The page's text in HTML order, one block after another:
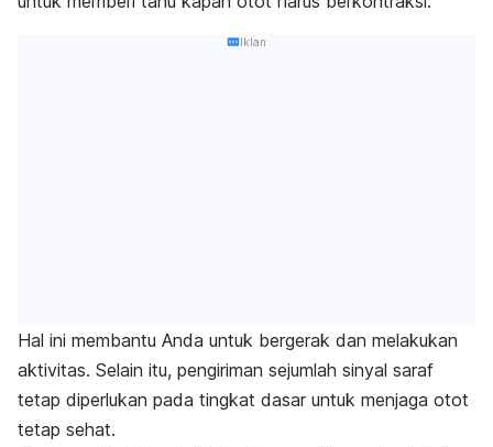
Iklan
Hal ini membantu Anda untuk bergerak dan melakukan
aktivitas. Selain itu, pengiriman sejumlah sinyal saraf
tetap diperlukan pada tingkat dasar untuk menjaga otot
tetap sehat.